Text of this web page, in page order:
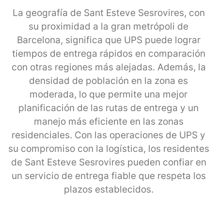
La geografía de Sant Esteve Sesrovires, con
su proximidad a la gran metrópoli de
Barcelona, significa que UPS puede lograr
tiempos de entrega rápidos en comparación
con otras regiones más alejadas. Además, la
densidad de población en la zona es
moderada, lo que permite una mejor
planificación de las rutas de entrega y un
manejo más eficiente en las zonas
residenciales. Con las operaciones de UPS y
su compromiso con la logística, los residentes
de Sant Esteve Sesrovires pueden confiar en
un servicio de entrega fiable que respeta los
plazos establecidos.